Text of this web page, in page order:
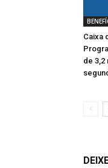
Caixa
de 3,2